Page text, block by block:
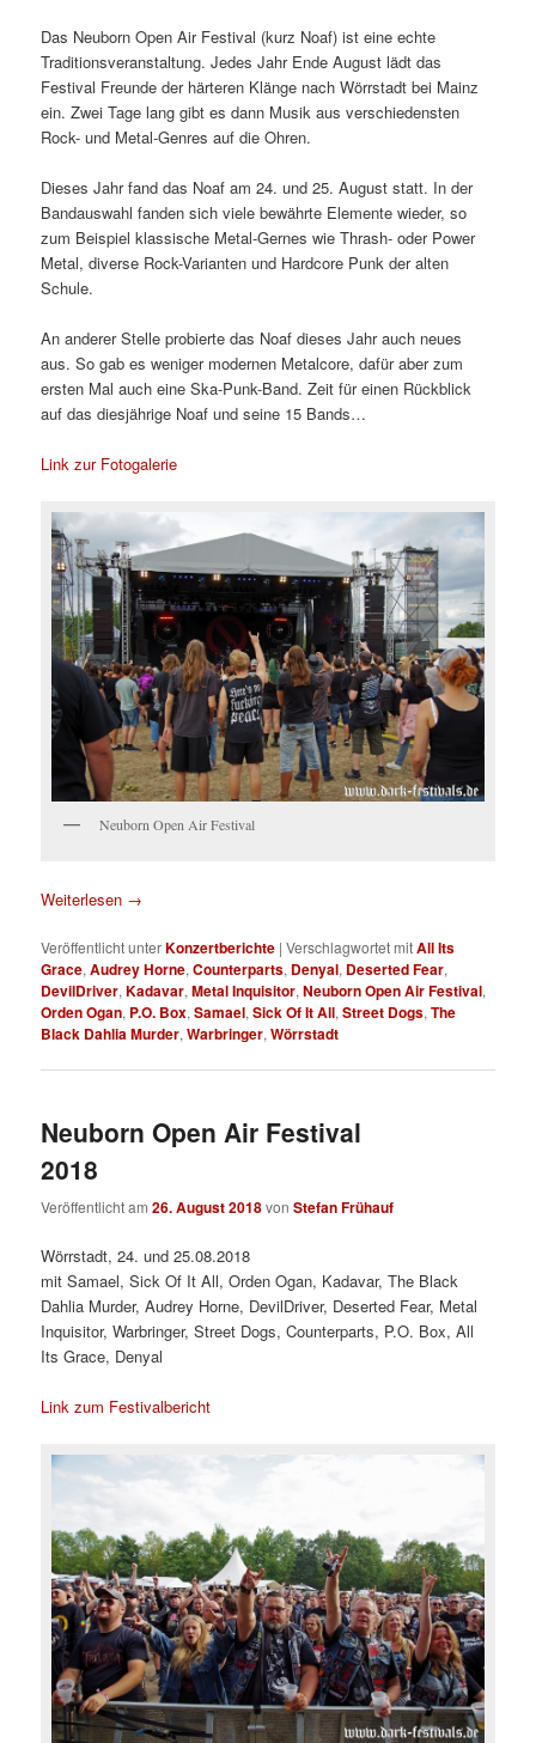
Das Neuborn Open Air Festival (kurz Noaf) ist eine echte
Traditionsveranstaltung. Jedes Jahr Ende August lädt das
Festival Freunde der härteren Klänge nach Wörrstadt bei Mainz
ein. Zwei Tage lang gibt es dann Musik aus verschiedensten
Rock- und Metal-Genres auf die Ohren.
Dieses Jahr fand das Noaf am 24. und 25. August statt. In der
Bandauswahl fanden sich viele bewährte Elemente wieder, so
zum Beispiel klassische Metal-Gernes wie Thrash- oder Power
Metal, diverse Rock-Varianten und Hardcore Punk der alten
Schule.
An anderer Stelle probierte das Noaf dieses Jahr auch neues
aus. So gab es weniger modernen Metalcore, dafür aber zum
ersten Mal auch eine Ska-Punk-Band. Zeit für einen Rückblick
auf das diesjährige Noaf und seine 15 Bands…
Link zur Fotogalerie
Neuborn Open Air Festival
Weiterlesen →
Veröffentlicht unterKonzertberichte |Verschlagwortet mitAll Its
Grace,Audrey Horne,Counterparts, Denyal, Deserted Fear,
DevilDriver,Kadavar,Metal Inquisitor,Neuborn Open Air Festival,
Orden Ogan, P.O. Box,Samael,Sick Of It All,Street Dogs,The
Black Dahlia Murder,Warbringer,Wörrstadt
Neuborn Open Air Festival
2018
Veröffentlicht am26. August 2018vonStefan Frühauf
Wörrstadt, 24. und 25.08.2018
mit Samael, Sick Of It All, Orden Ogan, Kadavar, The Black
Dahlia Murder, Audrey Horne, DevilDriver, Deserted Fear, Metal
Inquisitor, Warbringer, Street Dogs, Counterparts, P.O. Box, All
Its Grace, Denyal
Link zum Festivalbericht